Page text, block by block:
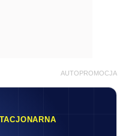
AUTOPROMOCJA